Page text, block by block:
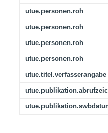
utue.personen.roh
utue.personen.roh
utue.personen.roh
utue.personen.roh
utue.titel.verfasserangabe